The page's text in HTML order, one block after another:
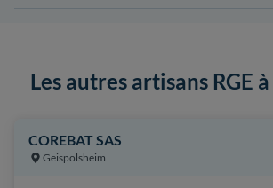
Les autres artisans RGE
COREBAT SAS
Geispolsheim